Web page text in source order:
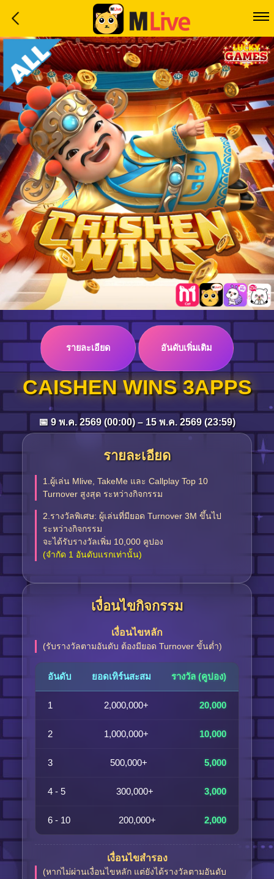
Home
Event
LuckyGame
WinwinCoin
Debit
Mdoll
Help
Support
Language
Log in
Top up
รายละเอียด อันดับเพิ่มเติม
CAISHEN WINS 3APPS
📅 9 พ.ค. 2569 (00:00) – 15 พ.ค. 2569 (23:59)
รายละเอียด
1.ผู้เล่น Mlive, TakeMe และ Callplay Top 10
Turnover สูงสุด ระหว่างกิจกรรม
2.รางวัลพิเศษ: ผู้เล่นที่มียอด Turnover 3M ขึ้นไป
ระหว่างกิจกรรม
จะได้รับรางวัลเพิ่ม 10,000 คูปอง
(จำกัด 1 อันดับแรกเท่านั้น)
เงื่อนไขกิจกรรม
เงื่อนไขหลัก
(รับรางวัลตามอันดับ ต้องมียอด Turnover ขั้นต่ำ)
อันดับ ยอดเทิร์นสะสม รางวัล (คูปอง)
1 2,000,000+ 20,000
2 1,000,000+ 10,000
3 500,000+ 5,000
4 - 5 300,000+ 3,000
6 - 10 200,000+ 2,000
เงื่อนไขสำรอง
(หากไม่ผ่านเงื่อนไขหลัก แต่ยังได้รางวัลตามอันดับ